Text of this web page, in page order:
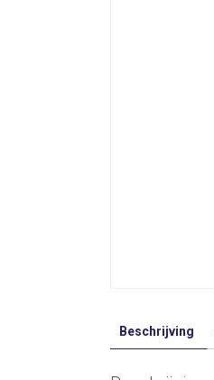
Beschrijving